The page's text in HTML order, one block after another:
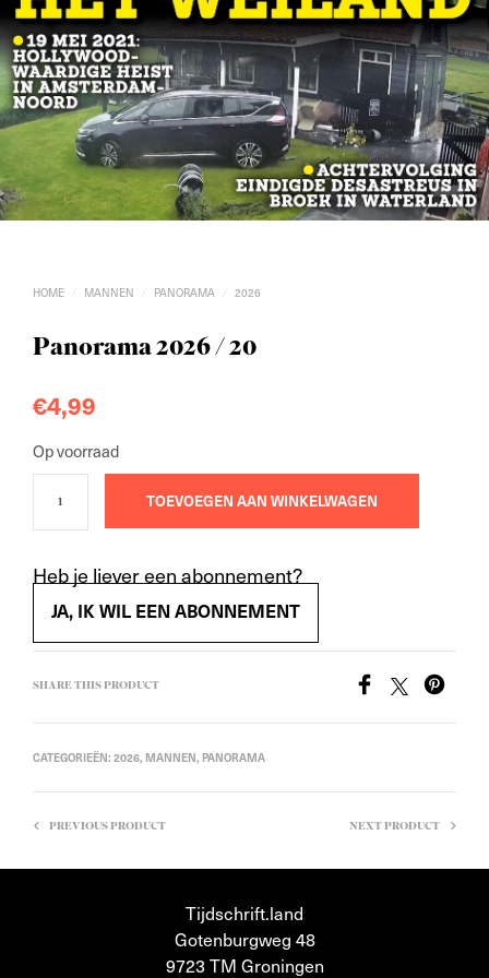
HOME / MANNEN / PANORAMA / 2026
Panorama 2026 / 20
€4,99
Op voorraad
TOEVOEGEN AAN WINKELWAGEN
Heb je liever een abonnement?
JA, IK WIL EEN ABONNEMENT
SHARE THIS PRODUCT
CATEGORIEËN: 2026, MANNEN, PANORAMA
PREVIOUS PRODUCT NEXT PRODUCT
Tijdschrift.land
Gotenburgweg 48
9723 TM Groningen